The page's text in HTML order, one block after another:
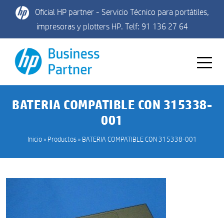
Oficial HP partner - Servicio Técnico para portátiles,
impresoras y plotters HP. Telf: 91 136 27 64
BATERIA COMPATIBLE CON 315338-
001
Inicio» Productos» BATERIA COMPATIBLE CON 315338-001